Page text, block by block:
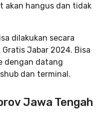
akan hangus dan tidak
dilakukan secara
Jabar 2024. Bisa
dengan datang
dan terminal.
Jawa Tengah